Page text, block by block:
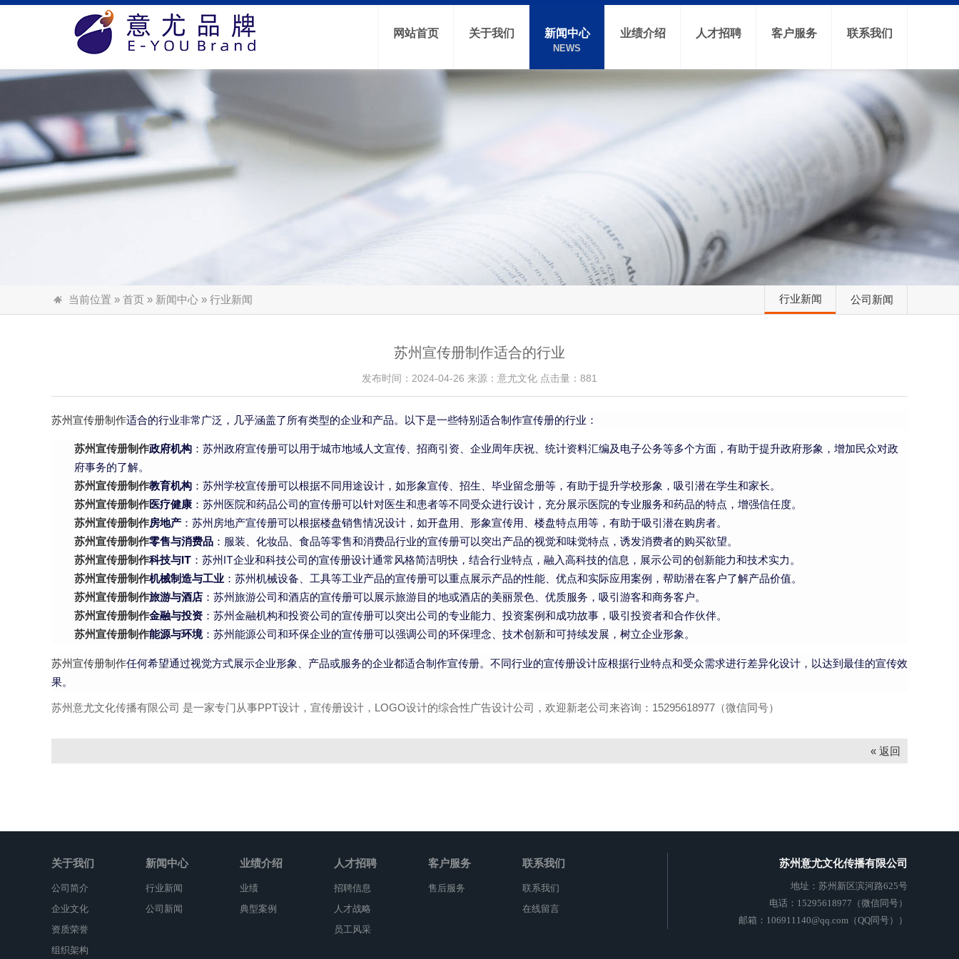
网站首页 关于我们 新闻中心
NEWS
业绩介绍 人才招聘 客户服务 联系我们
网站首页
新闻中心
业绩介绍
行业新闻
公司新闻
当前位置 » 首页 » 新闻中心 » 行业新闻
苏州宣传册制作适合的行业
发布时间：2024-04-26 来源：意尤文化 点击量：881
苏州宣传册制作适合的行业非常广泛，几乎涵盖了所有类型的企业和产品。以下是一些特别适合制作宣传册的行业：
苏州宣传册制作政府机构 ：苏州政府宣传册可以用于城市地域人文宣传、招商引资、企业周年庆祝、统计资料汇编及电子公务等多个方面，有助于提升政府形象，增加民众对政
府事务的了解。
苏州宣传册制作教育机构 ：苏州学校宣传册可以根据不同用途设计，如形象宣传、招生、毕业留念册等，有助于提升学校形象，吸引潜在学生和家长。
苏州宣传册制作医疗健康：苏州医院和药品公司的宣传册可以针对医生和患者等不同受众进行设计，充分展示医院的专业服务和药品的特点，增强信任度。
苏州宣传册制作房地产 ：苏州房地产宣传册可以根据楼盘销售情况设计，如开盘用、形象宣传用、楼盘特点用等，有助于吸引潜在购房者。
苏州宣传册制作零售与消费品 ：服装、化妆品、食品等零售和消费品行业的宣传册可以突出产品的视觉和味觉特点，诱发消费者的购买欲望。
苏州宣传册制作科技与IT ：苏州IT企业和科技公司的宣传册设计通常风格简洁明快，结合行业特点，融入高科技的信息，展示公司的创新能力和技术实力。
苏州宣传册制作机械制造与工业 ：苏州机械设备、工具等工业产品的宣传册可以重点展示产品的性能、优点和实际应用案例，帮助潜在客户了解产品价值。
苏州宣传册制作旅游与酒店 ：苏州旅游公司和酒店的宣传册可以展示旅游目的地或酒店的美丽景色、优质服务，吸引游客和商务客户。
苏州宣传册制作金融与投资 ：苏州金融机构和投资公司的宣传册可以突出公司的专业能力、投资案例和成功故事，吸引投资者和合作伙伴。
苏州宣传册制作能源与环境：苏州能源公司和环保企业的宣传册可以强调公司的环保理念、技术创新和可持续发展，树立企业形象。
苏州宣传册制作任何希望通过视觉方式展示企业形象、产品或服务的企业都适合制作宣传册。不同行业的宣传册设计应根据行业特点和受众需求进行差异化设计，以达到最佳的宣传效
果。
苏州意尤文化传播有限公司 是一家专门从事PPT设计，宣传册设计，LOGO设计的综合性广告设计公司，欢迎新老公司来咨询：15295618977（微信同号）
« 返回
苏州意尤文化传播有限公司
地址： 苏州新区滨河路625号
电话：15295618977（微信同号）
邮箱：106911140@qq.com（QQ同号））
关于我们
公司简介
企业文化
资质荣誉
组织架构
新闻中心
行业新闻
公司新闻
业绩介绍
业绩
典型案例
人才招聘
招聘信息
人才战略
员工风采
客户服务
售后服务
联系我们
联系我们
在线留言